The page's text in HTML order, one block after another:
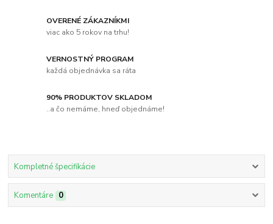
OVERENÉ ZÁKAZNÍKMI
viac ako 5 rokov na trhu!
VERNOSTNÝ PROGRAM
každá objednávka sa ráta
90% PRODUKTOV SKLADOM
..a čo nemáme, hneď objednáme!
Kompletné špecifikácie
Komentáre 0